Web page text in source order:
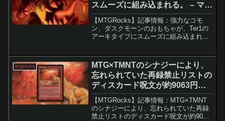
スムーズに組み込まれる。 – マジ
ック：ザ・ギャザリング
【MTGRocks】記事情報：強力なコモ
ン、ダスクモーンのおもちゃが、Ter1の
アーキタイプにスムーズに組み込まれ
中で、目を引くレアカードだけでなく、
一般的なレアリ...
mtgrocks
MTG×TMNTのシナジーにより、
忘れられていた再録禁止リストの
ディスカード呪文が約9063円ま
で急騰。 – マジック：ザ・ギャザ
リング
【MTGRocks】記事情報：MTG×TMNT
のシナジーにより、忘れられていた再録
禁止リストのディスカード呪文が約9063